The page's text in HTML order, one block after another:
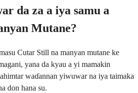
da za a iya samu a
Mutane?
Cutar Still na manyan mutane ke
yana da kyau a yi mamakin
waɗannan yiwuwar na iya taimaka
don hana su.